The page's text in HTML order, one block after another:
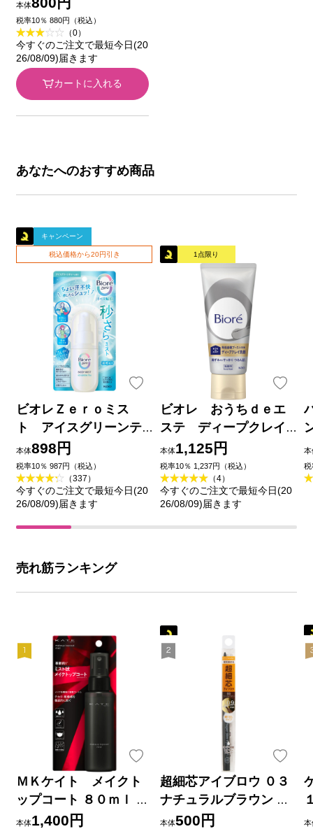
ル30 １１ｇ 資生堂
本体
税率10％ 880円（税込）
（0）
今すぐのご注文で最短今日(20
26/08/09)届きます
カートに入れる
あなたへのおすすめ商品
キャンペーン
税込価格から20円引き
ビオレＺｅｒｏミス
ト アイスグリーンテ
ィーの香り ６０ｍＬ 花
王
本体898円
税率10％ 987円（税込）
（337）
今すぐのご注文で最短今日(20
26/08/09)届きます
1点限り
ビオレ おうちｄｅエ
ステ ディープクレイ
洗顔 １８０ｇ 花王
本体1,125円
税率10％ 1,237円（税込）
（4）
今すぐのご注文で最短今日(20
26/08/09)届きます
本
税
売れ筋ランキング
ＭＫケイト メイクト
ップコート ８０ｍｌ カ
ネボウ化粧品
本体1,400円
超細芯アイブロウ ０３
ナチュラルブラウン ＿
セザンヌ化粧品
本体500円
本